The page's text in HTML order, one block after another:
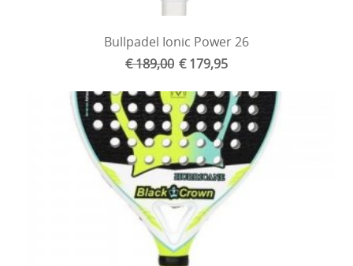
Bullpadel Ionic Power 26
€ 189,00 € 179,95